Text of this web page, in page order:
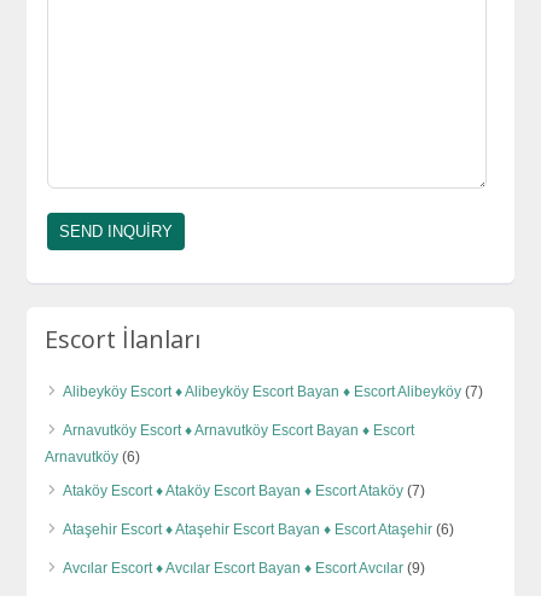
Escort İlanları
Alibeyköy Escort ♦️ Alibeyköy Escort Bayan ♦️ Escort Alibeyköy (7)
Arnavutköy Escort ♦️ Arnavutköy Escort Bayan ♦️ Escort
Arnavutköy (6)
Ataköy Escort ♦️ Ataköy Escort Bayan ♦️ Escort Ataköy (7)
Ataşehir Escort ♦️ Ataşehir Escort Bayan ♦️ Escort Ataşehir (6)
Avcılar Escort ♦️ Avcılar Escort Bayan ♦️ Escort Avcılar (9)